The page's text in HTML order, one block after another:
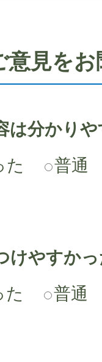
意見を
は分かり
た
普通
けやすか
た
普通